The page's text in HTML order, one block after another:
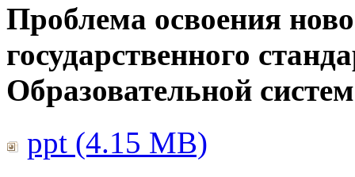
Проблема освоения
государственного
Образовательной
ppt (4.15 MB)